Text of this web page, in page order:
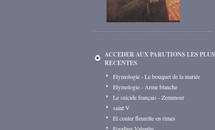
ACCEDER AUX PARUTIONS LES PLUS
RECENTES
Etymologie - Le bouquet de la mariée
Etymologie - Arme blanche
Le suicide français - Zemmour
saint V
Et conter fleurette en rimes